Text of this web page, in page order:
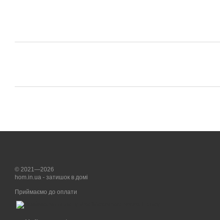
© 2021—2026
hom.in.ua - затишок в домі
Приймаємо до оплати